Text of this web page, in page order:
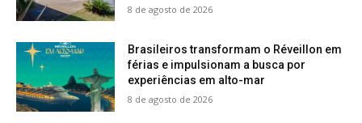
8 de agosto de 2026
Brasileiros transformam o Réveillon em
férias e impulsionam a busca por
experiências em alto-mar
8 de agosto de 2026